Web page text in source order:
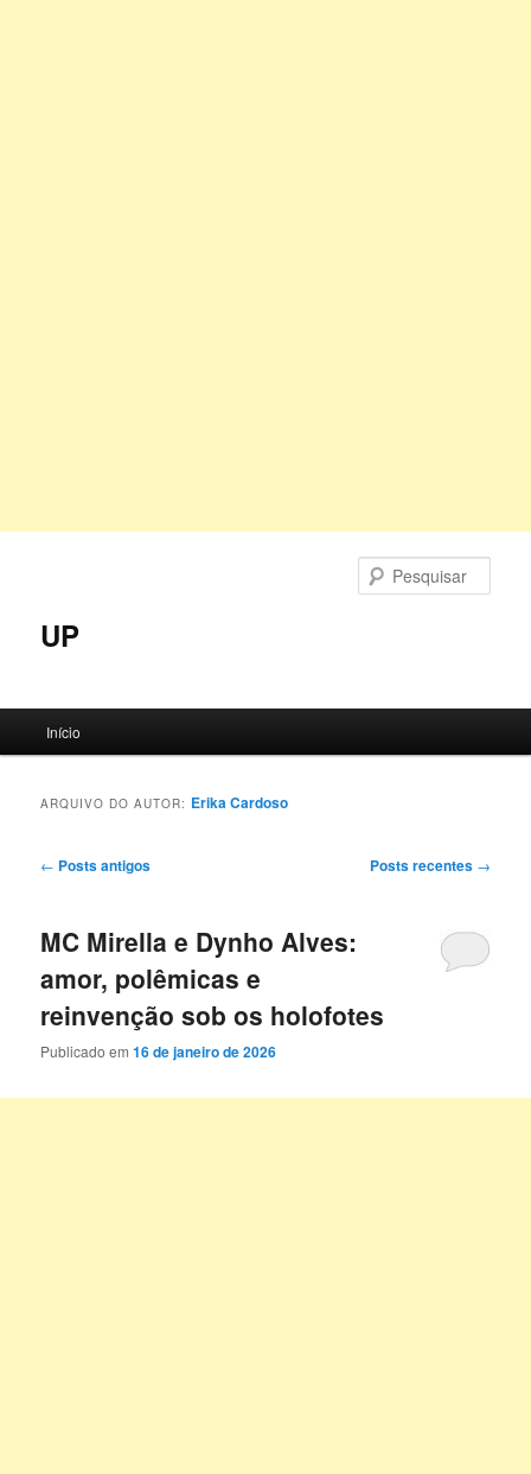
principal
secundário
UP
principal
Início
ARQUIVO DO AUTOR: Erika Cardoso
Navegação
← Posts antigos Posts recentes →
MC Mirella e Dynho Alves:
amor, polêmicas e
reinvenção sob os holofotes
Publicado em16 de janeiro de 2026